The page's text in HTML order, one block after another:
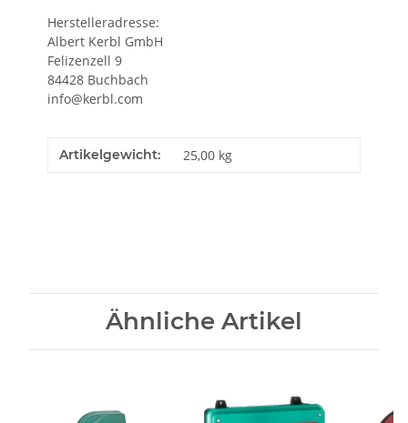
Herstelleradresse:
Albert Kerbl GmbH
Felizenzell 9
84428 Buchbach
info@kerbl.com
Artikelgewicht: 25,00 kg
Ähnliche Artikel